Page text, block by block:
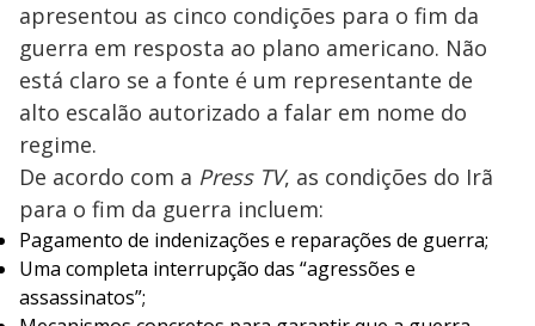
apresentou as cinco condições para o fim da
guerra em resposta ao plano americano. Não
está claro se a fonte é um representante de
alto escalão autorizado a falar em nome do
regime.
De acordo com a Press TV, as condições do Irã
para o fim da guerra incluem:
Pagamento de indenizações e reparações de guerra;
Uma completa interrupção das “agressões e
assassinatos”;